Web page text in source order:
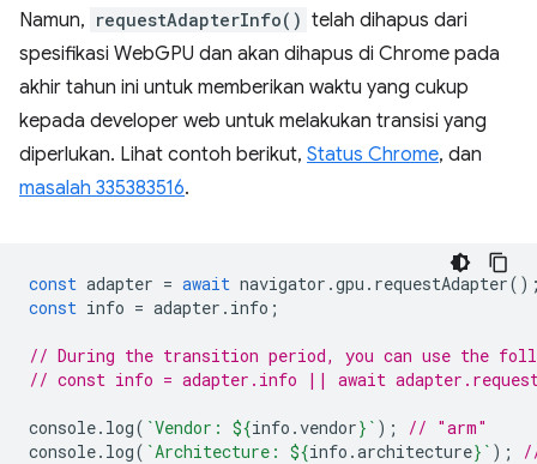
Namun, requestAdapterInfo() telah dihapus dari
spesifikasi WebGPU dan akan dihapus di Chrome pada
akhir tahun ini untuk memberikan waktu yang cukup
kepada developer web untuk melakukan transisi yang
diperlukan. Lihat contoh berikut, Status Chrome, dan
masalah 335383516.
const adapter = await navigator .gpu . requestAdapter
const info = adapter . info ;
// During the transition period, you can use the
// const info = adapter.info || await
console. log( `Vendor: ${info .vendor} ` );
// "arm"
console. log( `Architecture: ${info .architecture} ` );